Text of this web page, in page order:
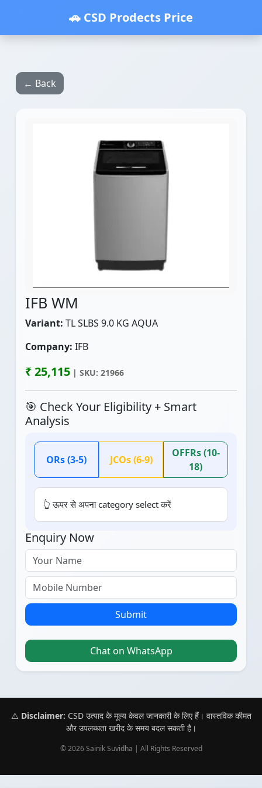
🚗 CSD Prodects Price
← Back
IFB WM
Variant: TL SLBS 9.0 KG AQUA
Company: IFB
₹ 25,115 | SKU: 21966
🎯 Check Your Eligibility + Smart
Analysis
ORs (3-5) JCOs (6-9)
OFFRs (10-
18)
👆 ऊपर से अपना category select करें
Enquiry Now
Submit
Chat on WhatsApp
⚠️ Disclaimer: CSD उत्पाद के मूल्य केवल जानकारी के लिए हैं। वास्तविक कीमत
और उपलब्धता खरीद के समय बदल सकती है।
© 2026 Sainik Suvidha | All Rights Reserved